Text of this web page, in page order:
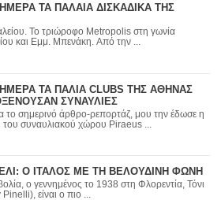
ΤΑ ΠΑΛΑΙΑ ΔΙΣΚΑΔΙΚΑ ΤΗΣ
Το τριώροφο Metropolis στη γωνία
Πανεπιστημίου και Εμμ. Μπενάκη. Από την ...
ΤΑ ΠΑΛΙΑ CLUBS ΤΗΣ ΑΘΗΝΑΣ
ΣΥΝΑΥΛΙΕΣ
το σημερινό άρθρο-ρεπορτάζ, μου την έδωσε η
του συναυλιακού χώρου Piraeus ...
Ο ΙΤΑΛΟΣ ΜΕ ΤΗ ΒΕΛΟΥΔΙΝΗ ΦΩΝΗ
ο γεννημένος το 1938 στη Φλορεντία, Τόνι
Pinelli), είναι ο πιο ...